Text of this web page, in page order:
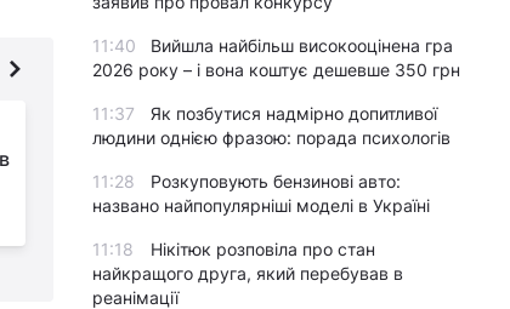
Чоловік рік їв лише
яйця: як це вплинуло
на його життя
11:40
Вийшла найбільш високооцінена гра
2026 року – і вона коштує дешевше 350 грн
11:37
Як позбутися надмірно допитливої
людини однією фразою: порада психологів
11:28
Розкуповують бензинові авто:
названо найпопулярніші моделі в Україні
11:18
Нікітюк розповіла про стан
найкращого друга, який перебував в
реанімації